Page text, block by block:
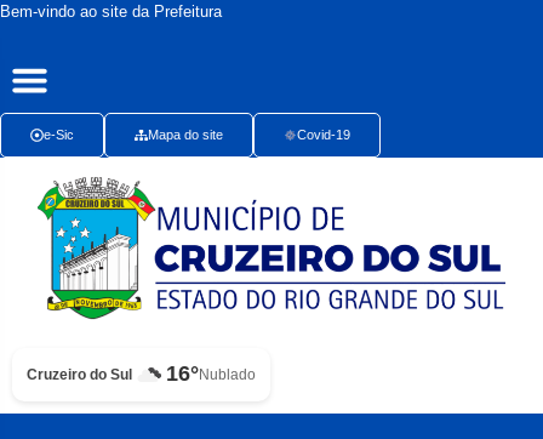
Bem-vindo ao site da Prefeitura
e-Sic Mapa do site Covid-19
Cruzeiro do Sul 16°Nublado